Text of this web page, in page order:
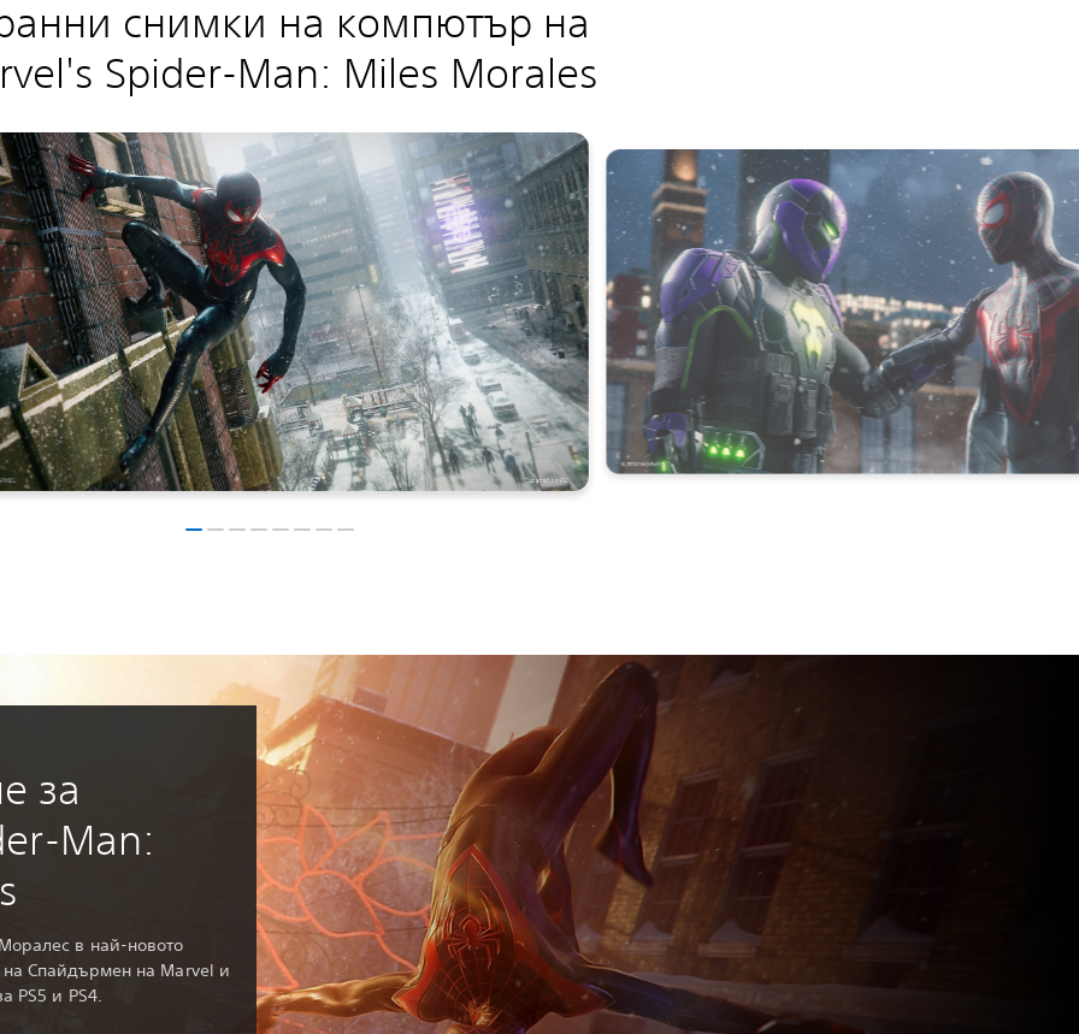
снимки на компютър на
Spider-Man: Miles Morales
за
Man:
в най-новото
Спайдърмен на Marvel и
PS5 и PS4.